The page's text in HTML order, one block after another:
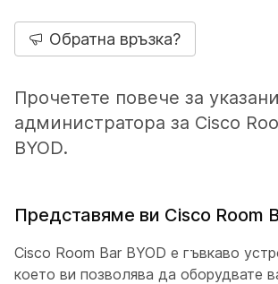
Обратна връзка?
Прочетете повече за
администратора за Cisco
BYOD.
Представяме ви Cisco Room
Cisco Room Bar BYOD е гъвкаво
което ви позволява да оборудвате